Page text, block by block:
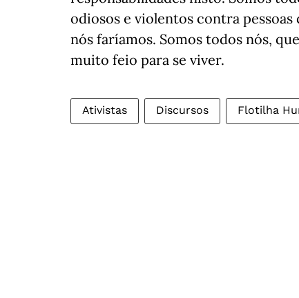
odiosos e violentos contra
nós faríamos. Somos todos nós,
muito feio para se viver.
Ativistas Discursos Flotilha